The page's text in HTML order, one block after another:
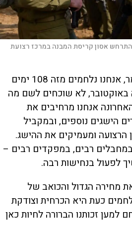
אסון קריסת המבנה במרכז רצועת
"ביום קשה זה חשוב לומר, אנחנו נלחמים מזה 108 ימים
לא שוכחים לשם מה
אנחנו מרחיבים את
הישגים נוספים, ובמקביל
הרצועה ומעמיקים את ההישג.
רבים, במפקדים רבים –
לפעול בנחישות רבה.
מחירה הגדול והכואב של
כעת היא הכרחית וצודקת
למען זכותנו הברורה לחיות כאן